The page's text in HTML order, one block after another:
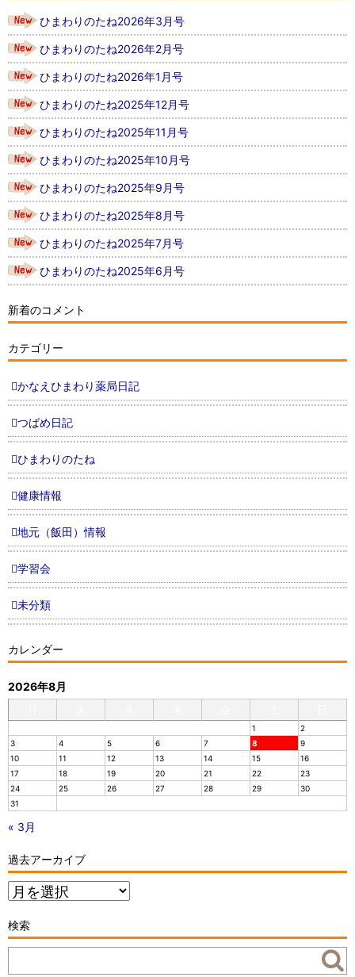
ひまわりのたね2026年3月号
ひまわりのたね2026年2月号
ひまわりのたね2026年1月号
ひまわりのたね2025年12月号
ひまわりのたね2025年11月号
ひまわりのたね2025年10月号
ひまわりのたね2025年9月号
ひまわりのたね2025年8月号
ひまわりのたね2025年7月号
ひまわりのたね2025年6月号
新着のコメント
カテゴリー
かなえひまわり薬局日記
つばめ日記
ひまわりのたね
健康情報
地元（飯田）情報
学習会
未分類
カレンダー
2026年8月
1
2
3
4 5 6 7 8
9
10
11 12 13 14 15
16
17
18 19 20 21 22
23
24
25 26 27 28 29
30
31
« 3月
過去アーカイブ
過
去
ア
ー
カ
検索